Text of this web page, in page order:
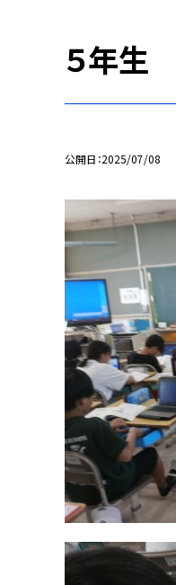
５年生
公開日 2025/07/08